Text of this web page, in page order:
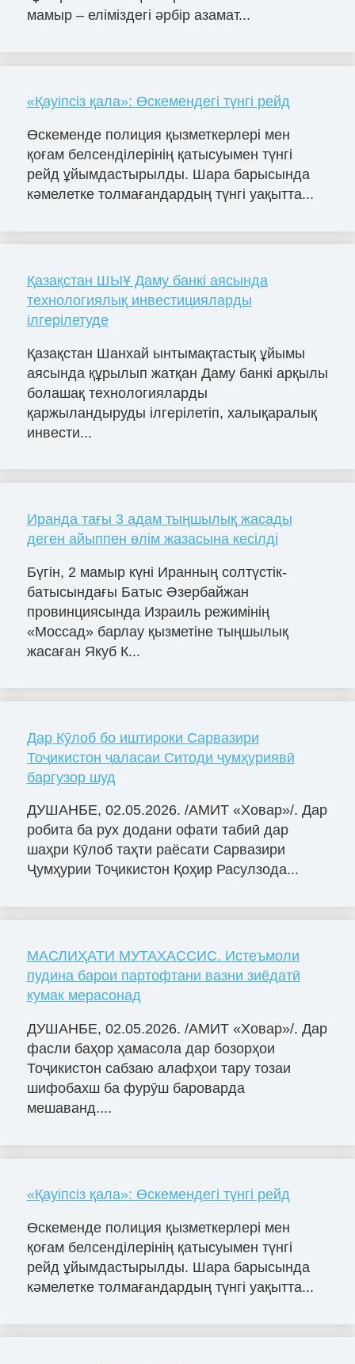
мамыр – еліміздегі әрбір азамат...
«Қауіпсіз қала»: Өскемендегі түнгі рейд
Өскеменде полиция қызметкерлері мен
қоғам белсенділерінің қатысуымен түнгі
рейд ұйымдастырылды. Шара барысында
кәмелетке толмағандардың түнгі уақытта...
Қазақстан ШЫҰ Даму банкі аясында
технологиялық инвестицияларды
ілгерілетуде
Қазақстан Шанхай ынтымақтастық ұйымы
аясында құрылып жатқан Даму банкі арқылы
болашақ технологияларды
қаржыландыруды ілгерілетіп, халықаралық
инвести...
Иранда тағы 3 адам тыңшылық жасады
деген айыппен өлім жазасына кесілді
Бүгін, 2 мамыр күні Иранның солтүстік-
батысындағы Батыс Әзербайжан
провинциясында Израиль режимінің
«Моссад» барлау қызметіне тыңшылық
жасаған Якуб К...
Дар Кӯлоб бо иштироки Сарвазири
Тоҷикистон ҷаласаи Ситоди ҷумҳуриявӣ
баргузор шуд
ДУШАНБЕ, 02.05.2026. /АМИТ «Ховар»/. Дар
робита ба рух додани офати табиӣ дар
шаҳри Кӯлоб таҳти раёсати Сарвазири
Ҷумҳурии Тоҷикистон Қоҳир Расулзода...
МАСЛИҲАТИ МУТАХАССИС. Истеъмоли
пудина барои партофтани вазни зиёдатӣ
кумак мерасонад
ДУШАНБЕ, 02.05.2026. /АМИТ «Ховар»/. Дар
фасли баҳор ҳамасола дар бозорҳои
Тоҷикистон сабзаю алафҳои тару тозаи
шифобахш ба фурӯш бароварда
мешаванд....
«Қауіпсіз қала»: Өскемендегі түнгі рейд
Өскеменде полиция қызметкерлері мен
қоғам белсенділерінің қатысуымен түнгі
рейд ұйымдастырылды. Шара барысында
кәмелетке толмағандардың түнгі уақытта...